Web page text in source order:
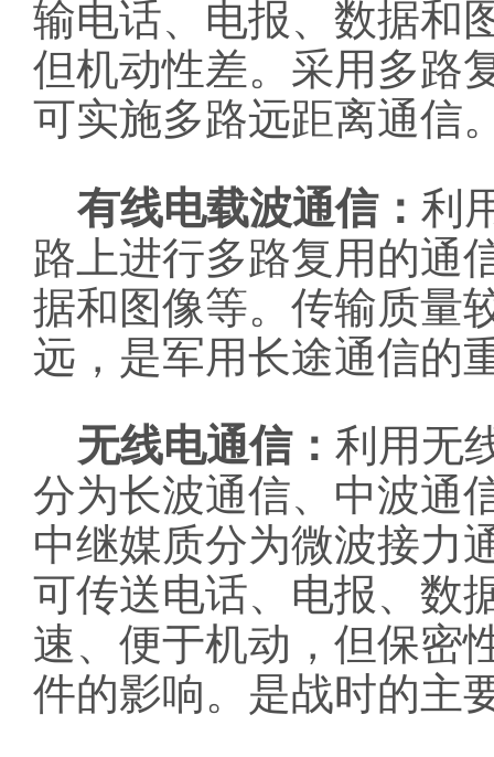
输电话、电报、数据和
但机动性差。采用多路
可实施多路远距离通信
有线电载波通信： 利
路上进行多路复用的通
据和图像等。传输质量
远，是军用长途通信的
无线电通信： 利用无
分为长波通信、中波通
中继媒质分为微波接力
可传送电话、电报、数
速、便于机动，但保密
件的影响。是战时的主